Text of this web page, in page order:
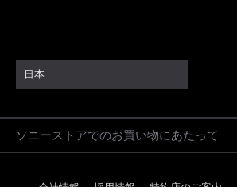
日本
ソニーストアでのお買い物にあたって